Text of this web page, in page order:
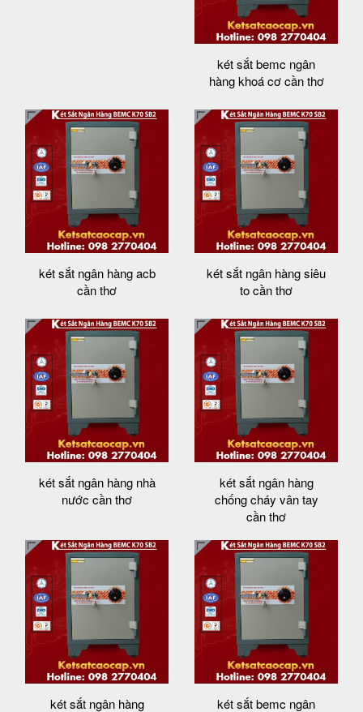
két sắt bemc ngân
hàng khoá cơ cần thơ
két sắt ngân hàng acb
cần thơ
két sắt ngân hàng siêu
to cần thơ
két sắt ngân hàng nhà
nước cần thơ
két sắt ngân hàng
chống cháy vân tay
cần thơ
két sắt ngân hàng
két sắt bemc ngân